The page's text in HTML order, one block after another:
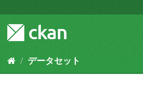
キ
容
データセット